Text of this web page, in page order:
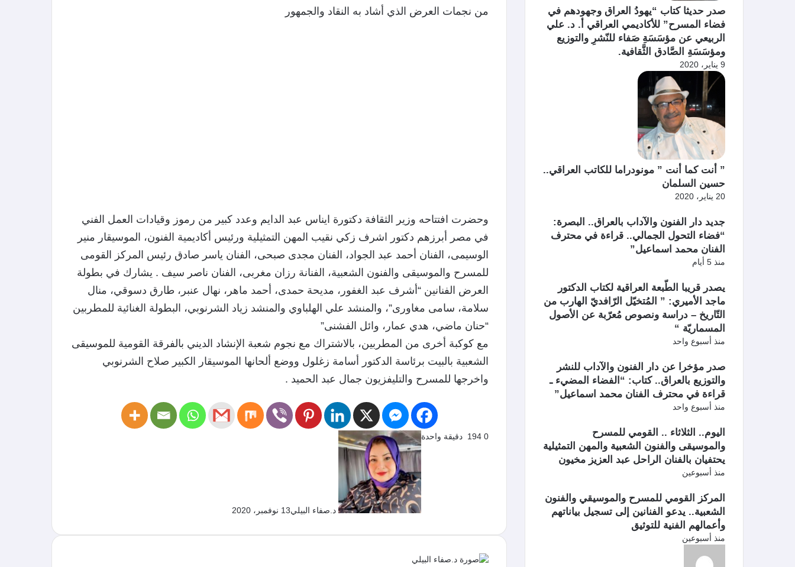
من نجمات العرض الذي أشاد به النقاد والجمهور
وحضرت افتتاحه وزير الثقافة دكتورة ايناس عبد الدايم وعدد كبير من رموز وقيادات العمل الفني
في مصر أبرزهم دكتور اشرف زكي نقيب المهن التمثيلية ورئيس أكاديمية الفنون، الموسيقار منير
الوسيمى، الفنان أحمد عبد الجواد، الفنان مجدى صبحى، الفنان ياسر صادق رئيس المركز القومى
للمسرح والموسيقى والفنون الشعبية، الفنانة رزان مغربى، الفنان ناصر سيف . يشارك في بطولة
العرض الفنانين “أشرف عبد الغفور، مديحة حمدى، أحمد ماهر، نهال عنبر، طارق دسوقي، منال
سلامة، سامى مغاورى”، والمنشد علي الهلباوي والمنشد زياد الشرنوبي، البطولة الغنائية للمطربين
“حنان ماضي، هدي عمار، وائل الفشنى”
مع كوكبة أخرى من المطربين، بالاشتراك مع نجوم شعبة الإنشاد الديني بالفرقة القومية للموسيقى
الشعبية بالبيت برئاسة الدكتور أسامة زغلول ووضع ألحانها الموسيقار الكبير صلاح الشرنوبي
واخرجها للمسرح والتليفزيون جمال عبد الحميد .
د.صفاء البيلي13 نوفمبر، 2020
0 دقيقة واحدة
صدر حديثا كتاب “يهودُ العراق وجهودهم في
فضاء المسرح” للأكاديمي العراقي أ. د. علي
الربيعي عن مؤسَسَةِ صَفاء للنّشرِ والتوزيع
ومؤسَسَةِ الصَّادق الثَّقافية.
9 يناير، 2020
” أنت كما أنت ” مونودراما للكاتب العراقي..
حسين السلمان
20 يناير، 2020
جديد دار الفنون والآداب بالعراق.. البصرة:
“فضاء التحول الجمالي.. قراءة في محترف
الفنان محمد اسماعيل”
منذ 5 أيام
يصدر قريبا الطّبعة العراقية لكتاب الدكتور
ماجد الأميري: ” المُتخيّل الرّافديّ الهارب من
التّاريخ – دراسة ونصوص مُعرّبة عن الأصول
المسماريّة “
منذ أسبوع واحد
صدر مؤخرا عن دار الفنون والآداب للنشر
والتوزيع بالعراق.. كتاب: “الفضاء المضيء ـ
قراءة في محترف الفنان محمد اسماعيل”
منذ أسبوع واحد
اليوم.. الثلاثاء .. القومي للمسرح
والموسيقى والفنون الشعبية والمهن التمثيلية
يحتفيان بالفنان الراحل عبد العزيز مخيون
منذ أسبوعين
المركز القومي للمسرح والموسيقي والفنون
الشعبية.. يدعو الفنانين إلى تسجيل بياناتهم
وأعمالهم الفنية للتوثيق
منذ أسبوعين